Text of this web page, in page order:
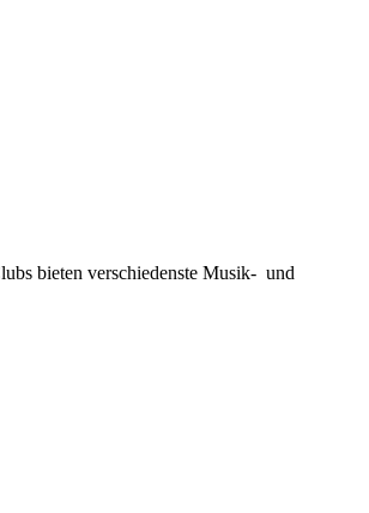
bieten verschiedenste Musik- und